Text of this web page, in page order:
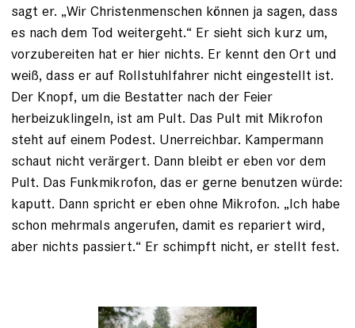
sagt er. „Wir Christen­menschen können ja sagen, dass
es nach dem Tod weitergeht.“ Er sieht sich kurz um,
vorzubereiten hat er hier nichts. Er kennt den Ort und
weiß, dass er auf Rollstuhlfahrer nicht eingestellt ist.
Der Knopf, um die Bestatter nach der Feier
herbeizuklingeln, ist am Pult. Das Pult mit Mikrofon
steht auf einem Podest. Unerreichbar. Kampermann
schaut nicht verärgert. Dann bleibt er eben vor dem
Pult. Das Funkmikrofon, das er gerne benutzen würde:
kaputt. Dann spricht er eben ohne Mikrofon. „Ich ­habe
schon mehrmals angerufen, damit es repariert wird,
aber nichts passiert.“ Er schimpft nicht, er stellt fest.